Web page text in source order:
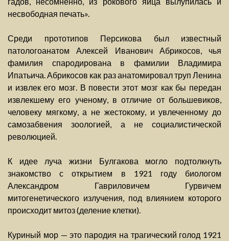
несвободная печать».
Среди прототипов Персикова был известный
патологоанатом Алексей Иванович Абрикосов, чья
фамилия спародирована в фамилии Владимира
Ипатьича. Абрикосов как раз анатомировал труп Ленина
и извлек его мозг. В повести этот мозг как бы передан
извлекшему его ученому, в отличие от большевиков,
человеку мягкому, а не жестокому, и увлеченному до
самозабвения зоологией, а не социалистической
революцией.
К идее луча жизни Булгакова могло подтолкнуть
знакомство с открытием в 1921 году биологом
Александром Гавриловичем Гурвичем
митогенетического излучения, под влиянием которого
происходит митоз (деление клетки).
Куриный мор — это пародия на трагический голод 1921